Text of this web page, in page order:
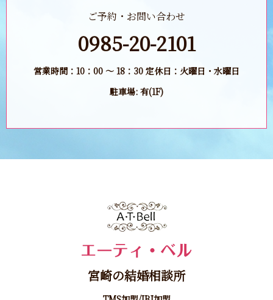
ご予約・お問い合わせ
0985-20-2101
営業時間：10：00 ～ 18：30 定休日：火曜日・水曜日
駐車場: 有(1F)
宮崎の結婚相談所